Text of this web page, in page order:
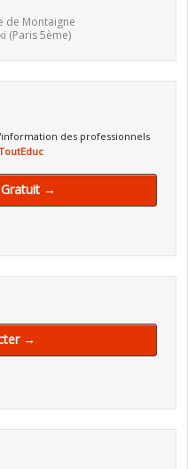
de Montaigne
(Paris 5ème)
des professionnels
→
→